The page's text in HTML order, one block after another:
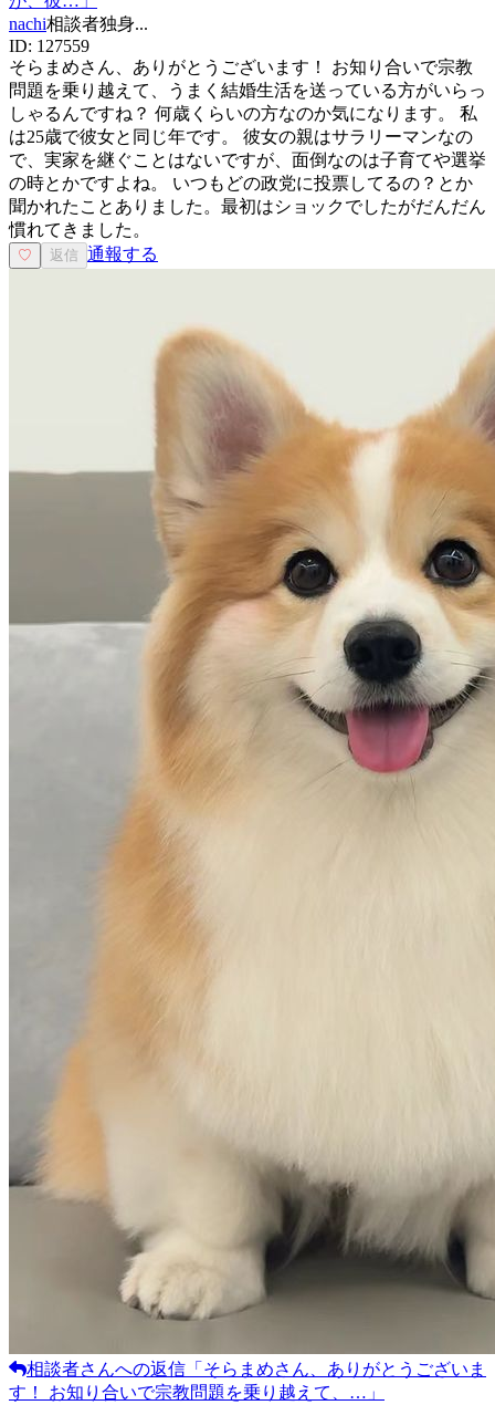
nachi相談者独身...
ID: 127559
そらまめさん、ありがとうございます！ お知り合いで宗教
問題を乗り越えて、うまく結婚生活を送っている方がいらっ
しゃるんですね？ 何歳くらいの方なのか気になります。 私
は25歳で彼女と同じ年です。 彼女の親はサラリーマンなの
で、実家を継ぐことはないですが、面倒なのは子育てや選挙
の時とかですよね。 いつもどの政党に投票してるの？とか
聞かれたことありました。最初はショックでしたがだんだん
慣れてきました。
♡ 返信 通報する
相談者さんへの返信 「 そらまめさん、ありがとうございま
す！ お知り合いで宗教問題を乗り越えて、… 」